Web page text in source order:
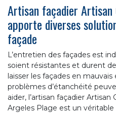
Artisan façadier Artisan
apporte diverses
façade
L’entretien des façades est
soient résistantes et durent
laisser les façades en
problèmes d’étanchéité
aider, l’artisan façadier
Argeles Plage est un